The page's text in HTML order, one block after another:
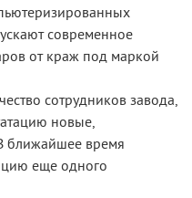
современное
от краж под маркой
сотрудников завода,
новые,
ближайшее время
еще одного